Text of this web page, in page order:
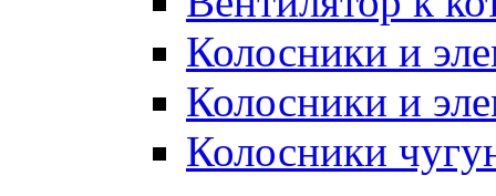
Колосники и
Колосники и
Колосники